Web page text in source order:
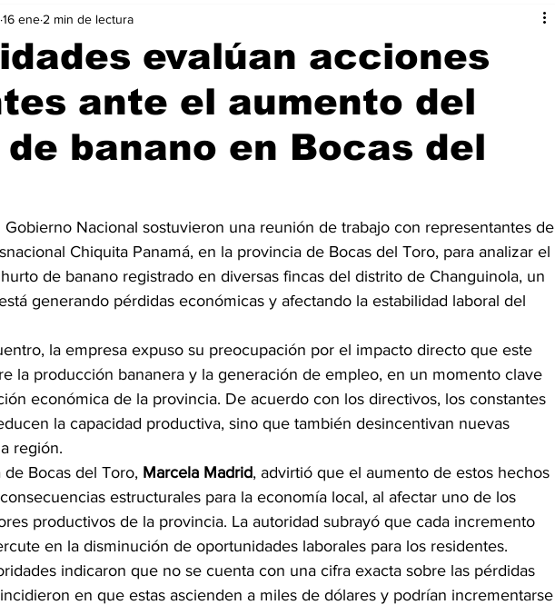
evalúan acciones
ante el aumento del
banano en Bocas del
16 ene 2 min de lectura
Nacional sostuvieron una reunión de trabajo con representantes de
Chiquita Panamá, en la provincia de Bocas del Toro, para analizar el
de banano registrado en diversas fincas del distrito de Changuinola, un
generando pérdidas económicas y afectando la estabilidad laboral del
la empresa expuso su preocupación por el impacto directo que este
la producción bananera y la generación de empleo, en un momento clave
económica de la provincia. De acuerdo con los directivos, los constantes
la capacidad productiva, sino que también desincentivan nuevas
región.
de Bocas del Toro, Marcela Madrid, advirtió que el aumento de estos hechos
estructurales para la economía local, al afectar uno de los
productivos de la provincia. La autoridad subrayó que cada incremento
en la disminución de oportunidades laborales para los residentes.
indicaron que no se cuenta con una cifra exacta sobre las pérdidas
en que estas ascienden a miles de dólares y podrían incrementarse